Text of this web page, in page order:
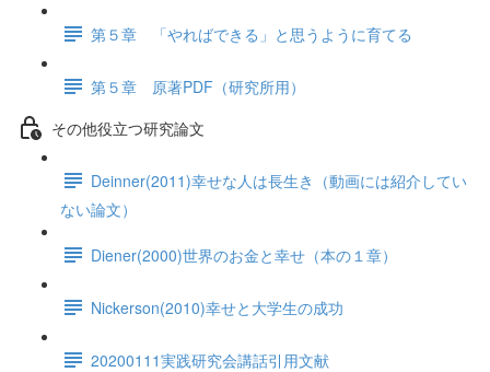
第５章 「やればできる」と思うように育てる
第５章 原著PDF（研究所用）
その他役立つ研究論文
Deinner(2011)幸せな人は長生き（動画には紹介してい
ない論文）
Diener(2000)世界のお金と幸せ（本の１章）
Nickerson(2010)幸せと大学生の成功
20200111実践研究会講話引用文献